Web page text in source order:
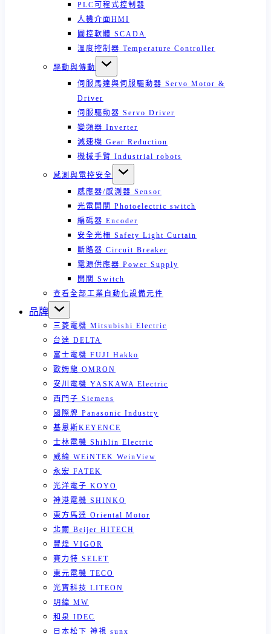
PLC可程式控制器
人機介面HMI
圖控軟體 SCADA
溫度控制器 Temperature Controller
驅動與傳動
伺服馬達與伺服驅動器 Servo Motor &
Driver
伺服驅動器 Servo Driver
變頻器 Inverter
減速機 Gear Reduction
機械手臂 Industrial robots
感測與電控安全
感應器/感測器 Sensor
光電開關 Photoelectric switch
編碼器 Encoder
安全光柵 Safety Light Curtain
斷路器 Circuit Breaker
電源供應器 Power Supply
開關 Switch
查看全部工業自動化設備元件
品牌
三菱電機 Mitsubishi Electric
台達 DELTA
富士電機 FUJI Hakko
歐姆龍 OMRON
安川電機 YASKAWA Electric
西門子 Siemens
國際牌 Panasonic Industry
基恩斯KEYENCE
士林電機 Shihlin Electric
威綸 WEiNTEK WeinView
永宏 FATEK
光洋電子 KOYO
神港電機 SHINKO
東方馬達 Oriental Motor
北爾 Beijer HITECH
豐煒 VIGOR
賽力特 SELET
東元電機 TECO
光寶科技 LITEON
明緯 MW
和泉 IDEC
日本松下 神視 sunx